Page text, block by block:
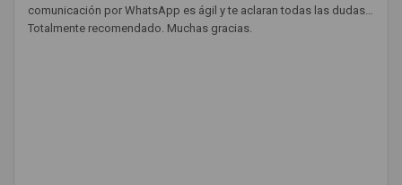
comunicación por WhatsApp es ágil y te aclaran todas las dudas.
Totalmente recomendado. Muchas gracias.